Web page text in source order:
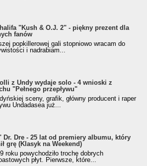
"Kush & O.J. 2" - piękny prezent dla
fanów
popkillerowej gali stopniowo wracam do
i nadrabiam...
z Undy wydaje solo - 4 wnioski z
"Pełnego przepływu"
sceny, grafik, główny producent i raper
Undadasea już...
Dr. Dre - 25 lat od premiery albumu, który
grę (Klasyk na Weekend)
roku powychodziło trochę dobrych
płyt. Pierwsze, które...